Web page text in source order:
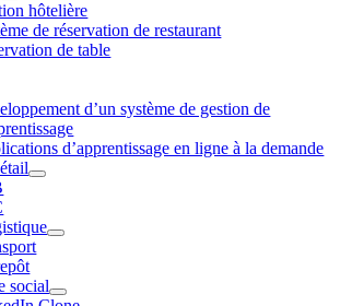
hôtelière
de réservation de restaurant
de table
d’un système de gestion de
d’apprentissage en ligne à la demande
social